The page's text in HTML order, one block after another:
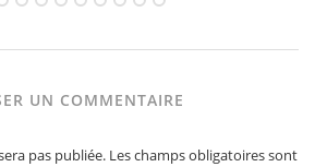
UN COMMENTAIRE
pas publiée. Les champs obligatoires sont